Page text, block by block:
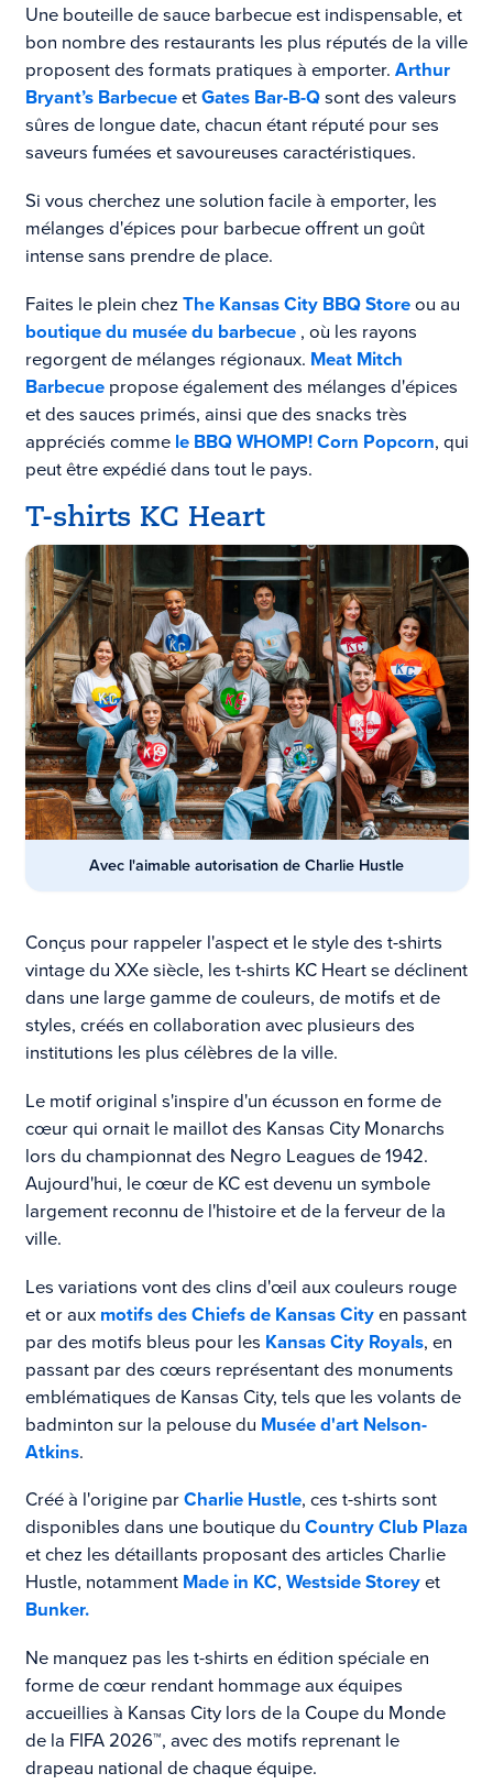
Une bouteille de sauce barbecue est indispensable, et
bon nombre des restaurants les plus réputés de la ville
proposent des formats pratiques à emporter. Arthur
Bryant’s BarbecueetGates Bar-B-Qsont des valeurs
sûres de longue date, chacun étant réputé pour ses
saveurs fumées et savoureuses caractéristiques.
Si vous cherchez une solution facile à emporter, les
mélanges d'épices pour barbecue offrent un goût
intense sans prendre de place.
Faites le plein chez The Kansas City BBQ Storeou au
boutique du musée du barbecue, où les rayons
regorgent de mélanges régionaux. Meat Mitch
Barbecuepropose également des mélanges d'épices
et des sauces primés, ainsi que des snacks très
appréciés comme le BBQ WHOMP! Corn Popcorn, qui
peut être expédié dans tout le pays.
T-shirts KC Heart
Avec l'aimable autorisation de Charlie Hustle
Conçus pour rappeler l'aspect et le style des t-shirts
vintage du XXe siècle, les t-shirts KC Heart se déclinent
dans une large gamme de couleurs, de motifs et de
styles, créés en collaboration avec plusieurs des
institutions les plus célèbres de la ville.
Le motif original s'inspire d'un écusson en forme de
cœur qui ornait le maillot des Kansas City Monarchs
lors du championnat des Negro Leagues de 1942.
Aujourd'hui, le cœur de KC est devenu un symbole
largement reconnu de l'histoire et de la ferveur de la
ville.
Les variations vont des clins d'œil aux couleurs rouge
et or aux motifs des Chiefs de Kansas Cityen passant
par des motifs bleus pour les Kansas City Royals, en
passant par des cœurs représentant des monuments
emblématiques de Kansas City, tels que les volants de
badminton sur la pelouse du Musée d'art Nelson-
Atkins.
Créé à l'origine parCharlie Hustle, ces t-shirts sont
disponibles dans une boutique du Country Club Plaza
et chez les détaillants proposant des articles Charlie
Hustle, notamment Made in KC, Westside Storeyet
Bunker.
Ne manquez pas les t-shirts en édition spéciale en
forme de cœur rendant hommage aux équipes
accueillies à Kansas City lors de la Coupe du Monde
de la FIFA 2026™, avec des motifs reprenant le
drapeau national de chaque équipe.